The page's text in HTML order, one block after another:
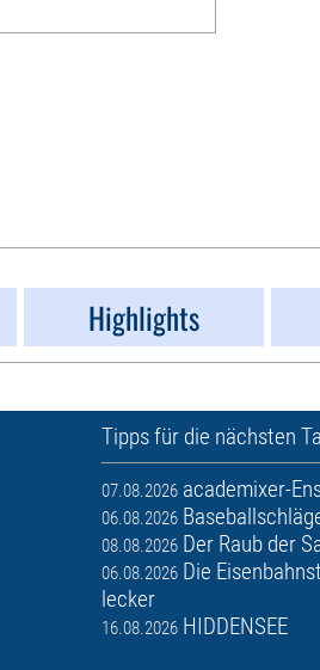
Highlights
Tipps für die nächsten
07.08.2026 academixer-
06.08.2026
08.08.2026 Der Raub der
06.08.2026 Die
lecker
16.08.2026 HIDDENSEE